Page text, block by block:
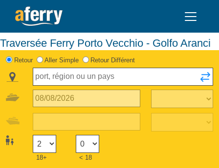
Traversée Ferry Porto Vecchio - Golfo Aranci
Retour Aller Simple Retour Différent
18+ < 18